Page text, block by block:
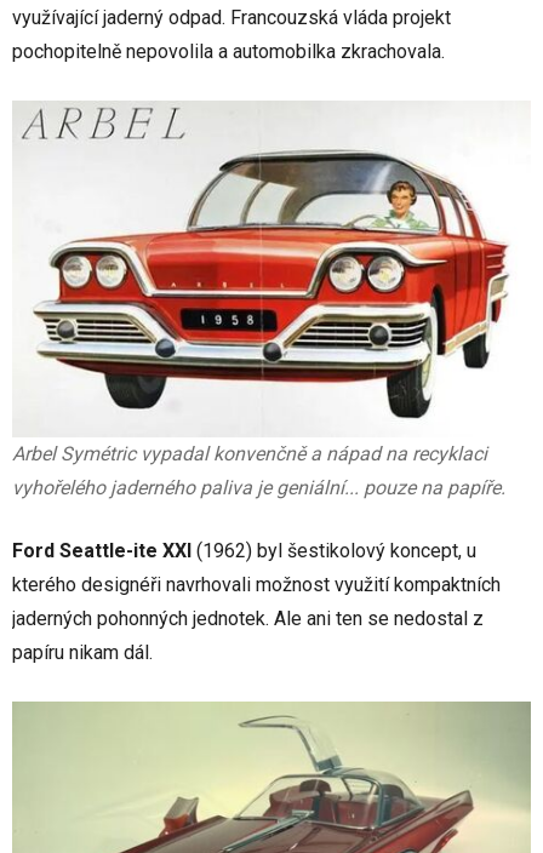
využívající jaderný odpad. Francouzská vláda projekt
pochopitelně nepovolila a automobilka zkrachovala.
Arbel Symétric vypadal konvenčně a nápad na recyklaci
vyhořelého jaderného paliva je geniální... pouze na papíře.
Ford Seattle-ite XXI (1962) byl šestikolový koncept, u
kterého designéři navrhovali možnost využití kompaktních
jaderných pohonných jednotek. Ale ani ten se nedostal z
papíru nikam dál.